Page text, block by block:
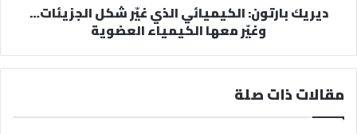
ديريك بارتون: الكيميائي الذي غيّر شكل الجزيئات…
وغيّر معها الكيمياء العضوية
مقالات ذات صلة